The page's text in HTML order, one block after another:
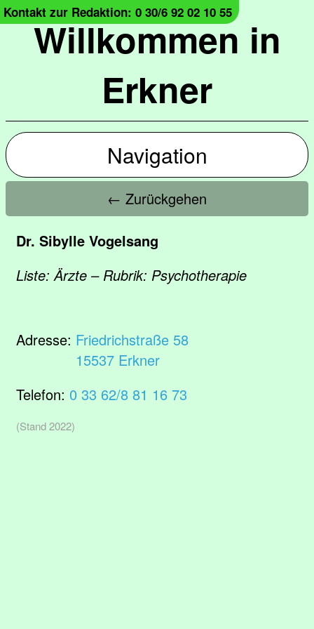
Willkommen in
Erkner
Kontakt zur Redaktion: 0 30/6 92 02 10 55
Navigation
← Zurückgehen
Dr. Sibylle Vogelsang
Liste: Ärzte – Rubrik: Psychotherapie
Adresse: Friedrichstraße 58
15537 Erkner
Telefon: 0 33 62/8 81 16 73
(Stand 2022)